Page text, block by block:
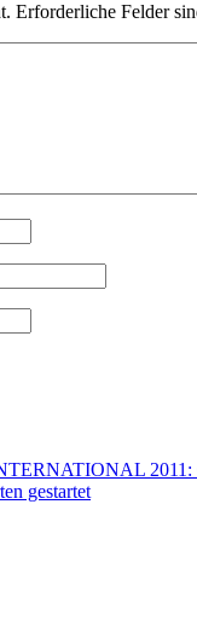
Erforderliche Felder
2011:
gestartet